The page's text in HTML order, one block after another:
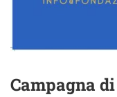
Campagna